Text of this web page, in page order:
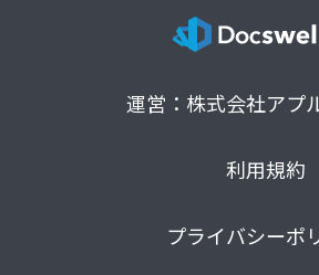
運営：株式会社アプ
利用規約
プライバシーポ